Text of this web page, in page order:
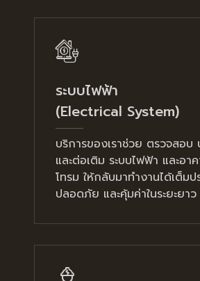
ระบบไฟฟ้า
(Electrical System)
บริการของเราช่วย ตรวจสอบ
และต่อเติม ระบบไฟฟ้า และอา
โทรม ให้กลับมาทำงานได้เต็ม
ปลอดภัย และคุ้มค่าในระยะยาว